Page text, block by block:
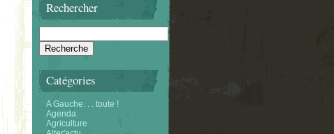
Rechercher
Catégories
A Gauche. . . toute !
Agenda
Agriculture